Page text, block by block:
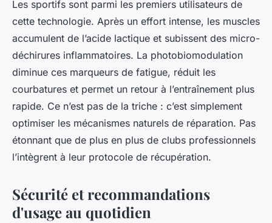
Les sportifs sont parmi les premiers utilisateurs de
cette technologie. Après un effort intense, les muscles
accumulent de l’acide lactique et subissent des micro-
déchirures inflammatoires. La photobiomodulation
diminue ces marqueurs de fatigue, réduit les
courbatures et permet un retour à l’entraînement plus
rapide. Ce n’est pas de la triche : c’est simplement
optimiser les mécanismes naturels de réparation. Pas
étonnant que de plus en plus de clubs professionnels
l’intègrent à leur protocole de récupération.
Sécurité et recommandations
d'usage au quotidien